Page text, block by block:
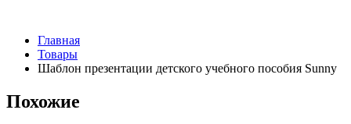
Главная
Товары
Шаблон презентации детского учебного пособия Sunny
Похожие